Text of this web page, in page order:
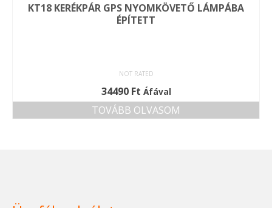
KT18 KERÉKPÁR GPS NYOMKÖVETŐ LÁMPÁBA
ÉPÍTETT
NOT RATED
34490 Ft Áfával
TOVÁBB OLVASOM